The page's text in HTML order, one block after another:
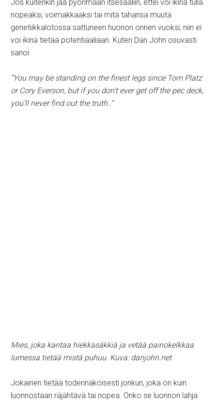
Jos kuitenkin jää pyörimään itsesääliin, ettei voi ikinä tulla
nopeaksi, voimakkaaksi tai mitä tahansa muuta
genetiikkalotossa sattuneen huonon onnen vuoksi, niin ei
voi ikinä tietää potentiaaliaan. Kuten Dan John osuvasti
sanoi:
”You may be standing on the finest legs since Tom Platz
or Cory Everson, but if you don’t ever get off the pec deck,
you’ll never find out the truth..”
Mies, joka kantaa hiekkasäkkiä ja vetää painokelkkaa
lumessa tietää mistä puhuu. Kuva: danjohn.net
Jokainen tietää todennäköisesti jonkun, joka on kuin
luonnostaan räjähtävä tai nopea. Onko se luonnon lahja